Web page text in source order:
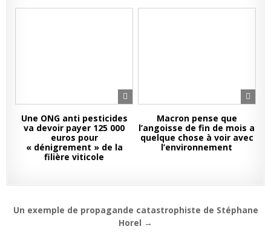
Une ONG anti pesticides
va devoir payer 125 000
euros pour
« dénigrement » de la
filière viticole
Macron pense que
l’angoisse de fin de mois a
quelque chose à voir avec
l’environnement
Navigation
Un exemple de propagande catastrophiste de Stéphane
Horel →